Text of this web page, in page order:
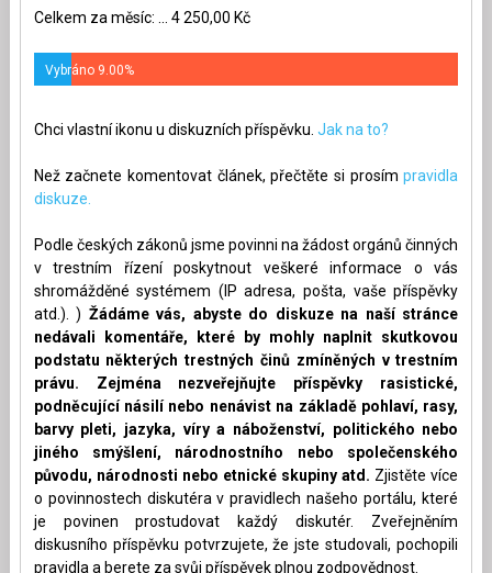
Celkem za měsíc: ... 4 250,00 Kč
Vybráno 9.00%
Chci vlastní ikonu u diskuzních příspěvku. Jak na to?
Než začnete komentovat článek, přečtěte si prosímpravidla
diskuze.
Podle českých zákonů jsme povinni na žádost orgánů činných
v trestním řízení poskytnout veškeré informace o vás
shromážděné systémem (IP adresa, pošta, vaše příspěvky
atd.). ) Žádáme vás, abyste do diskuze na naší stránce
nedávali komentáře, které by mohly naplnit skutkovou
podstatu některých trestných činů zmíněných v trestním
právu. Zejména nezveřejňujte příspěvky rasistické,
podněcující násilí nebo nenávist na základě pohlaví, rasy,
barvy pleti, jazyka, víry a náboženství, politického nebo
jiného smýšlení, národnostního nebo společenského
původu, národnosti nebo etnické skupiny atd. Zjistěte více
o povinnostech diskutéra v pravidlech našeho portálu, které
je povinen prostudovat každý diskutér. Zveřejněním
diskusního příspěvku potvrzujete, že jste studovali, pochopili
pravidla a berete za svůj příspěvek plnou zodpovědnost.